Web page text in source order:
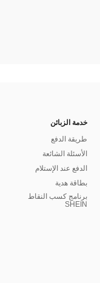
خدمة الزبائن
طريقة الدفع
الأسئلة الشائعة
الدفع عند الإستلام
بطاقة هدية
برنامج كسب النقاط
SHEIN